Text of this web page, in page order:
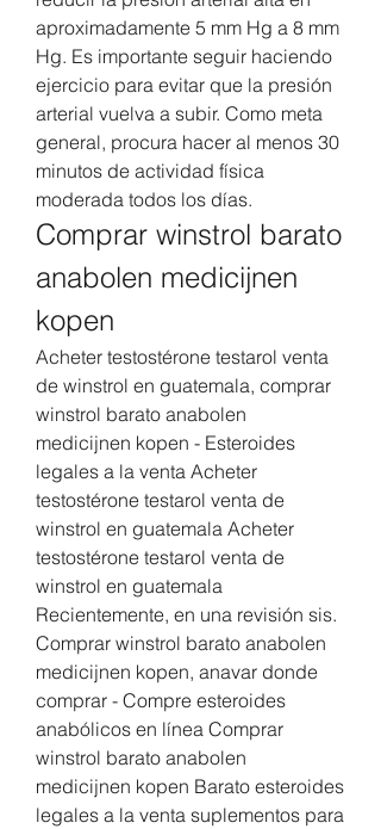
aproximadamente 5 mm Hg a 8 mm
Hg. Es importante seguir haciendo
ejercicio para evitar que la presión
arterial vuelva a subir. Como meta
general, procura hacer al menos 30
minutos de actividad física
moderada todos los días.
Comprar winstrol barato
anabolen medicijnen
kopen
Acheter testostérone testarol venta
de winstrol en guatemala, comprar
winstrol barato anabolen
medicijnen kopen - Esteroides
legales a la venta Acheter
testostérone testarol venta de
winstrol en guatemala Acheter
testostérone testarol venta de
winstrol en guatemala
Recientemente, en una revisión sis.
Comprar winstrol barato anabolen
medicijnen kopen, anavar donde
comprar - Compre esteroides
anabólicos en línea Comprar
winstrol barato anabolen
medicijnen kopen Barato esteroides
legales a la venta suplementos para